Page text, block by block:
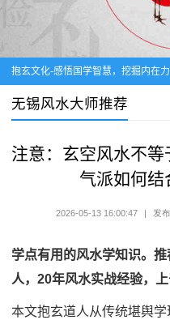
抱玄文化-感悟国学智慧，挖掘内在力
无锡风水大师推荐
注意：玄空风水不
气派如何结
2026-05-13 16:00:47 | 发
学点有用的风水学知识。
人，20年风水实战经验，上
本文抱玄道人从传统堪舆